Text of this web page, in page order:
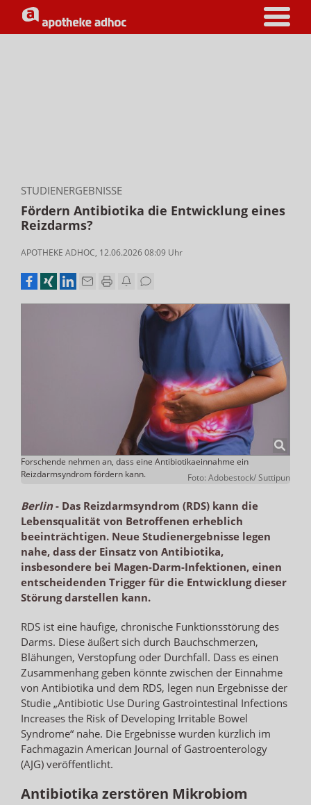
STUDIENERGEBNISSE
Fördern Antibiotika die Entwicklung eines
Reizdarms?
APOTHEKE ADHOC, 12.06.2026 08:09 Uhr
Forschende nehmen an, dass eine Antibiotikaeinnahme ein
Reizdarmsyndrom fördern kann.
Foto: Adobestock/ Suttipun
Berlin- Das Reizdarmsyndrom (RDS) kann die
Lebensqualität von Betroffenen erheblich
beeinträchtigen. Neue Studienergebnisse legen
nahe, dass der Einsatz von Antibiotika,
insbesondere bei Magen-Darm-Infektionen, einen
entscheidenden Trigger für die Entwicklung dieser
Störung darstellen kann.
RDS ist eine häufige, chronische Funktionsstörung des
Darms. Diese äußert sich durch Bauchschmerzen,
Blähungen, Verstopfung oder Durchfall. Dass es einen
Zusammenhang geben könnte zwischen der Einnahme
von Antibiotika und dem RDS, legen nun Ergebnisse der
Studie „Antibiotic Use During Gastrointestinal Infections
Increases the Risk of Developing Irritable Bowel
Syndrome“ nahe. Die Ergebnisse wurden kürzlich im
Fachmagazin American Journal of Gastroenterology
(AJG) veröffentlicht.
Antibiotika zerstören Mikrobiom